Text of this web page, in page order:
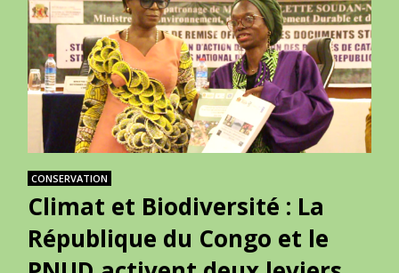
CONSERVATION
Climat et Biodiversité : La
République du Congo et le